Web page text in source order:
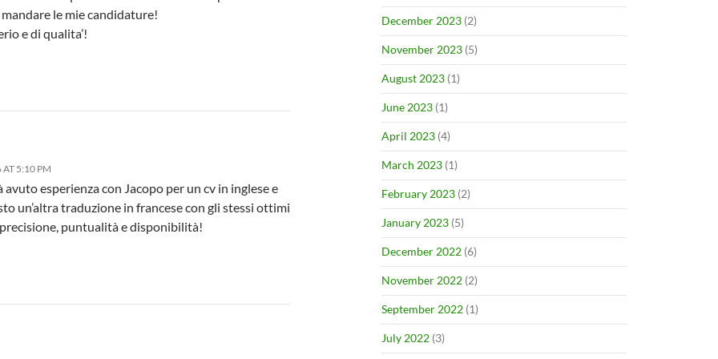
le mie candidature!
e di qualita’!
5:10 PM
avuto esperienza con Jacopo per un cv in inglese e
un’altra traduzione in francese con gli stessi ottimi
puntualità e disponibilità!
December 2023 (2)
November 2023 (5)
August 2023 (1)
June 2023 (1)
April 2023 (4)
March 2023 (1)
February 2023 (2)
January 2023 (5)
December 2022 (6)
November 2022 (2)
September 2022 (1)
July 2022 (3)